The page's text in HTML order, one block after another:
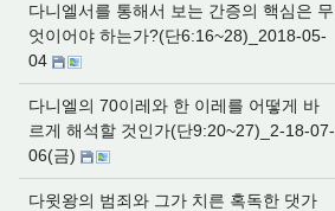
다니엘서를 통해서 보는 간증의 핵심은 무
엇이어야 하는가?(단6:16~28)_2018-05-
04
다니엘의 70이레와 한 이레를 어떻게 바
르게 해석할 것인가(단9:20~27)_2-18-07-
06(금)
다윗왕의 범죄와 그가 치른 혹독한 댓가